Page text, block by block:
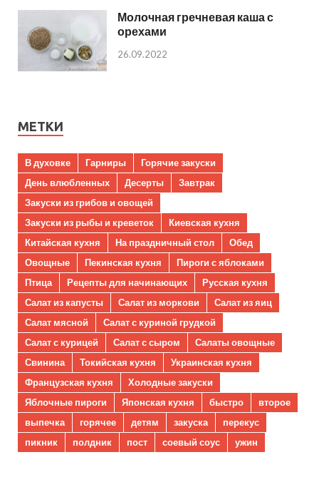
Молочная гречневая каша с
орехами
26.09.2022
МЕТКИ
В духовке Гарниры
Горячие закуски
День влюбленных
Десерты
Завтрак
Закуски из грибов и овощей
Закуски из рыбы и креветок
Киевская кухня
Китайская кухня
На праздничный стол
Обед
Овощные
Пекинская кухня
Пироги с яблоками
Птица
Рецепты для начинающих
Русская кухня
Салат из капусты
Салат из моркови
Салат из яиц
Салат мясной
Салат с куриной грудкой
Салат с курицей
Салат с сыром
Салаты овощные
Свинина
Токийская кухня
Украинская кухня
Французская кухня
Холодные закуски
Яблочные пироги
Японская кухня быстро
второе
выпечка
горячее детям закуска
перекус
пикник
полдник пост соевый соус ужин